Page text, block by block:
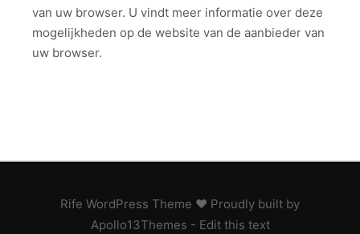
van uw browser. U vindt meer informatie over deze
mogelijkheden op de website van de aanbieder van
uw browser.
Rife WordPress Theme ♥ Proudly built by
Apollo13Themes - Edit this text